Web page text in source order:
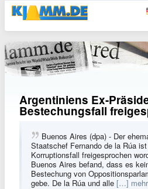
Argentiniens Ex-
Bestechungsfall
Buenos Aires (dpa) - Der
Staatschef Fernando de la Rúa
Korruptionsfall freigesprochen
Buenos Aires befand, dass es
Bestechung von
gebe. De la Rúa und alle […] mehr